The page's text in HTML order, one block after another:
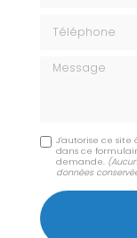
Message
J'autorise ce site
dans ce
demande.
données